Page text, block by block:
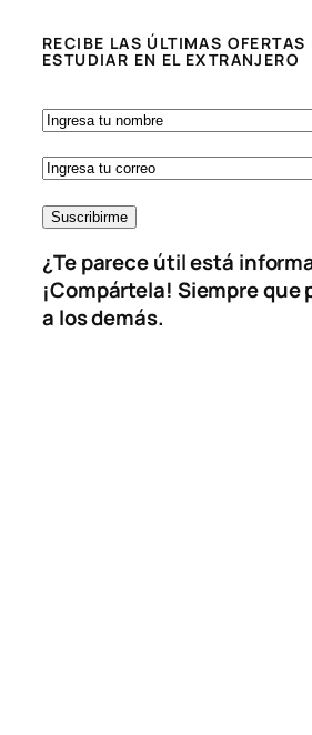
RECIBE LAS ÚLTIMAS OFERTAS
ESTUDIAR EN EL EXTRANJERO
¿Te parece útil está
¡Compártela! Siempre que
a los demás.